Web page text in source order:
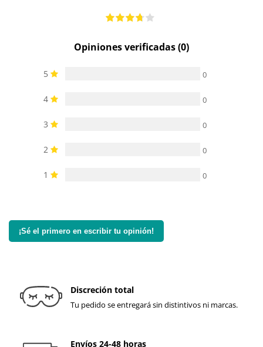
Opiniones verificadas (0)
5 0
4 0
3 0
2 0
1 0
¡Sé el primero en escribir tu opinión!
Discreción total
Tu pedido se entregará sin distintivos ni marcas.
Envíos 24-48 horas